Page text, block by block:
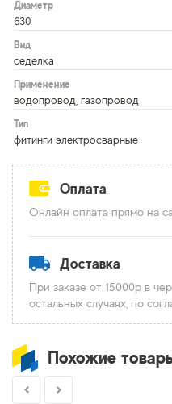
Диаметр
630
Вид
седелка
Применение
водопровод, газопровод
Тип
фитинги электросварные
Оплата
Онлайн оплата прямо на
Доставка
При заказе от 15000р в
остальных случаях, по
Похожие